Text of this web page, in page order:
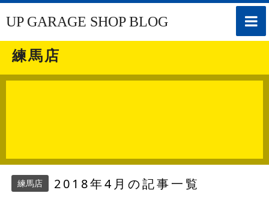
toggle
UP GARAGE SHOP BLOG
練馬店
練馬店 2018年4月の記事一覧